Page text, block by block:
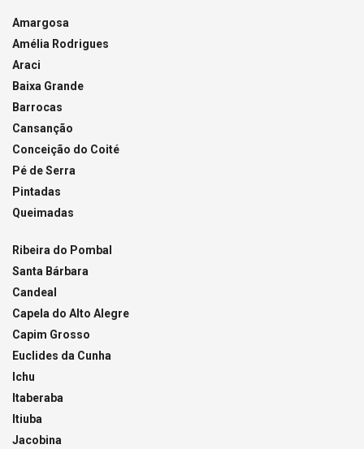
Amargosa
Amélia Rodrigues
Araci
Baixa Grande
Barrocas
Cansanção
Conceição do Coité
Pé de Serra
Pintadas
Queimadas
Ribeira do Pombal
Santa Bárbara
Candeal
Capela do Alto Alegre
Capim Grosso
Euclides da Cunha
Ichu
Itaberaba
Itiuba
Jacobina